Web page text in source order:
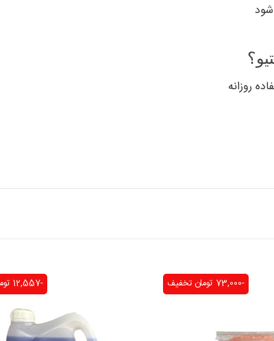
روزانه
تخفیف -73,000 تومان -12,557 تومان